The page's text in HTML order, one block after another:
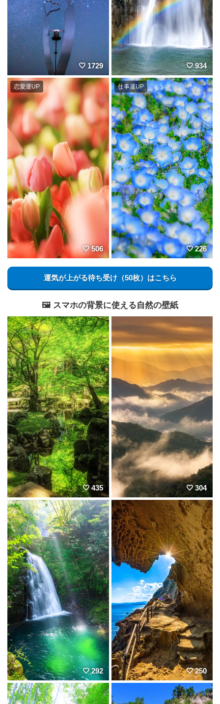
1729 934
恋愛運UP
506
仕事運UP
226
運気が上がる待ち受け（50枚）はこちら
🖼️ スマホの背景に使える自然の壁紙
435 304
292 250